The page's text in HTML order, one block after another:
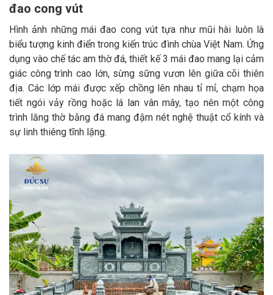
đao cong vút
Hình ảnh những mái đao cong vút tựa như mũi hài luôn là
biểu tượng kinh điển trong kiến trúc đình chùa Việt Nam. Ứng
dụng vào chế tác am thờ đá, thiết kế 3 mái đao mang lại cảm
giác công trình cao lớn, sừng sững vươn lên giữa cõi thiên
địa. Các lớp mái được xếp chồng lên nhau tỉ mỉ, chạm họa
tiết ngói vảy rồng hoặc lá lan vân mây, tạo nên một công
trình lăng thờ bằng đá mang đậm nét nghệ thuật cổ kính và
sự linh thiêng tĩnh lặng.